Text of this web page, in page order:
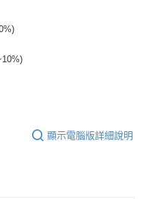
顯示電腦版詳細說明